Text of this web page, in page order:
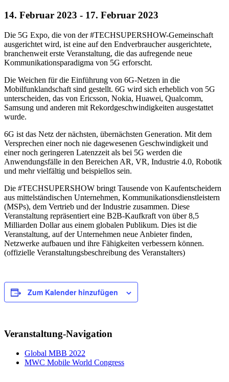
14. Februar 2023 - 17. Februar 2023
Die 5G Expo, die von der #TECHSUPERSHOW-Gemeinschaft
ausgerichtet wird, ist eine auf den Endverbraucher ausgerichtete,
branchenweit erste Veranstaltung, die das aufregende neue
Kommunikationsparadigma von 5G erforscht.
Die Weichen für die Einführung von 6G-Netzen in die
Mobilfunklandschaft sind gestellt. 6G wird sich erheblich von 5G
unterscheiden, das von Ericsson, Nokia, Huawei, Qualcomm,
Samsung und anderen mit Rekordgeschwindigkeiten ausgestattet
wurde.
6G ist das Netz der nächsten, übernächsten Generation. Mit dem
Versprechen einer noch nie dagewesenen Geschwindigkeit und
einer noch geringeren Latenzzeit als bei 5G werden die
Anwendungsfälle in den Bereichen AR, VR, Industrie 4.0, Robotik
und mehr vielfältig und beispiellos sein.
Die #TECHSUPERSHOW bringt Tausende von Kaufentscheidern
aus mittelständischen Unternehmen, Kommunikationsdienstleistern
(MSPs), dem Vertrieb und der Industrie zusammen. Diese
Veranstaltung repräsentiert eine B2B-Kaufkraft von über 8,5
Milliarden Dollar aus einem globalen Publikum. Dies ist die
Veranstaltung, auf der Unternehmen neue Anbieter finden,
Netzwerke aufbauen und ihre Fähigkeiten verbessern können.
(offizielle Veranstaltungsbeschreibung des Veranstalters)
Zum Kalender hinzufügen
Veranstaltung-Navigation
Global MBB 2022
MWC Mobile World Congress